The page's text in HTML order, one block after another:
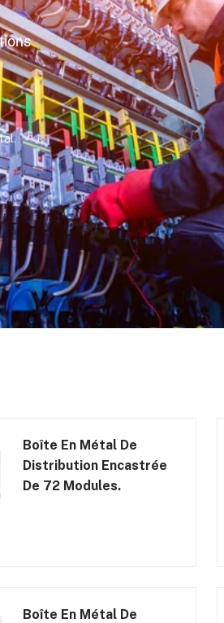
Boîte En Métal De
Distribution Encastrée
De 72 Modules.
Boîte En Métal De